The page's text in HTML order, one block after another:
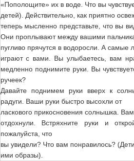
«Пополощите» их в воде. Что вы
детей). Действительно, как приятно
теперь мысленно представьте, что вы
Они проплывают между вашими
пугливо прячутся в водоросли. А
играют с вами. Вы улыбаетесь, вам
медленно поднимите руки. Вы
ручеек?
Давайте поднимем руки вверх к
радуги. Ваши руки быстро высохли от
ласкового прикосновения солнышка.
отдохнули. Встряхните руки и
пожалуйста, что
вы увидели? Что вам понравилось?
ими образы).